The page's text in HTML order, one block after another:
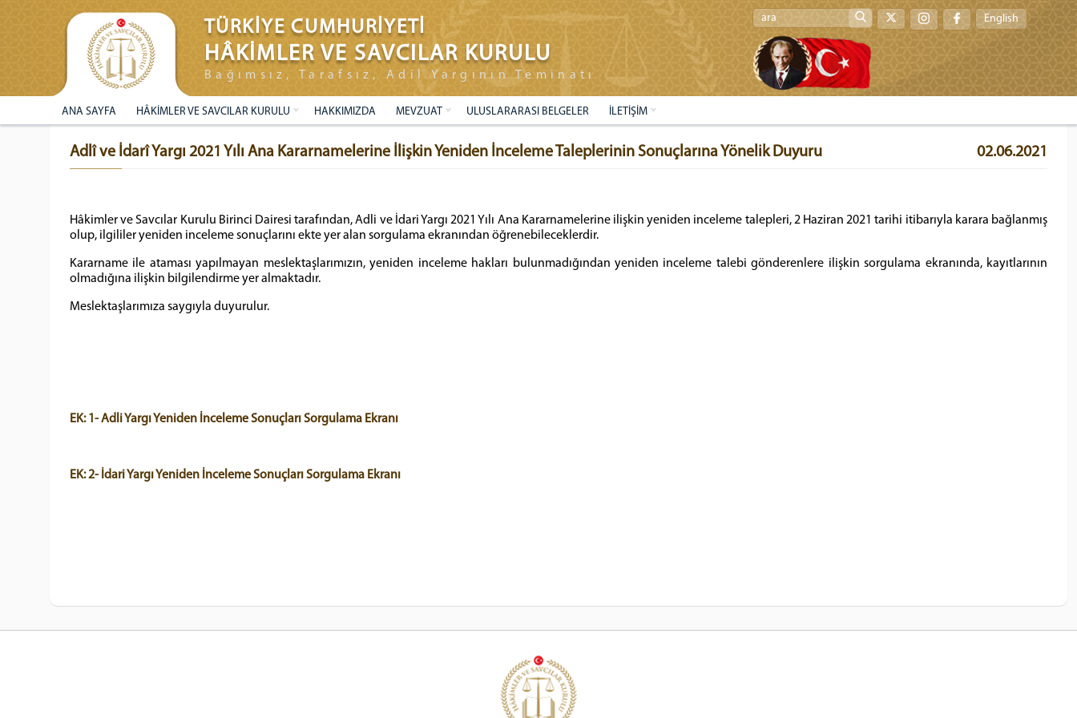
TÜRKİYE CUMHURİYETİ
HÂKİMLER VE SAVCILAR KURULU
Bağımsız, Tarafsız, Adil Yargının Teminatı
English
ANA SAYFA HÂKİMLER VE SAVCILAR KURULU HAKKIMIZDA MEVZUAT ULUSLARARASI BELGELER İLETİŞİM
Adlî ve İdarî Yargı 2021 Yılı Ana Kararnamelerine İlişkin Yeniden İnceleme Taleplerinin Sonuçlarına Yönelik Duyuru 02.06.2021
Hâkimler ve Savcılar Kurulu Birinci Dairesi tarafından, Adli ve İdari Yargı 2021 Yılı Ana Kararnamelerine ilişkin yeniden inceleme talepleri, 2 Haziran 2021 tarihi itibarıyla karara bağlanmış
olup, ilgililer yeniden inceleme sonuçlarını ekte yer alan sorgulama ekranından öğrenebileceklerdir.
Kararname ile ataması yapılmayan meslektaşlarımızın, yeniden inceleme hakları bulunmadığından yeniden inceleme talebi gönderenlere ilişkin sorgulama ekranında, kayıtlarının
olmadığına ilişkin bilgilendirme yer almaktadır.
Meslektaşlarımıza saygıyla duyurulur.
EK: 1- Adli Yargı Yeniden İnceleme Sonuçları Sorgulama Ekranı
EK: 2- İdari Yargı Yeniden İnceleme Sonuçları Sorgulama Ekranı